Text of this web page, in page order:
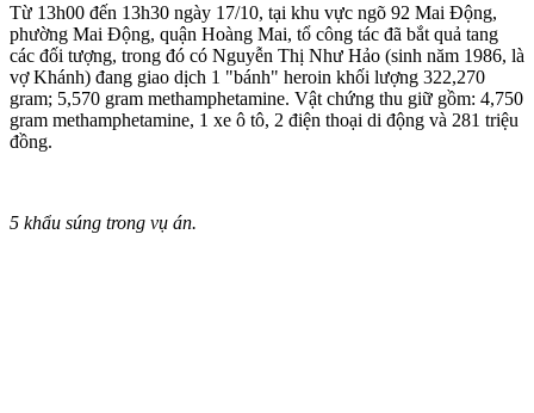
Từ 13h00 đến 13h30 ngày 17/10, tại khu vực ngõ 92 Mai Động,
phường Mai Động, quận Hoàng Mai, tổ công tác đã bắt quả tang
các đối tượng, trong đó có Nguyễn Thị Như Hảo (sinh năm 1986, là
vợ Khánh) đang giao dịch 1 "bánh" heroin khối lượng 322,270
gram; 5,570 gram methamphetamine. Vật chứng thu giữ gồm: 4,750
gram methamphetamine, 1 xe ô tô, 2 điện thoại di động và 281 triệu
đồng.
5 khẩu súng trong vụ án.